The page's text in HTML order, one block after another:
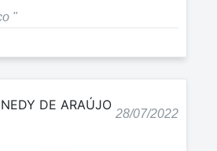
"
DE ARAÚJO
28/07/2022